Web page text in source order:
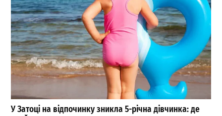
У Затоці на відпочинку зникла 5-річна дівчинка: де